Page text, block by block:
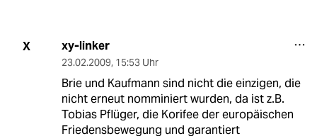
X xy-linker
23.02.2009, 15:53 Uhr
Brie und Kaufmann sind nicht die einzigen, die
nicht erneut nomminiert wurden, da ist z.B.
Tobias Pflüger, die Korifee der europäischen
Friedensbewegung und garantiert